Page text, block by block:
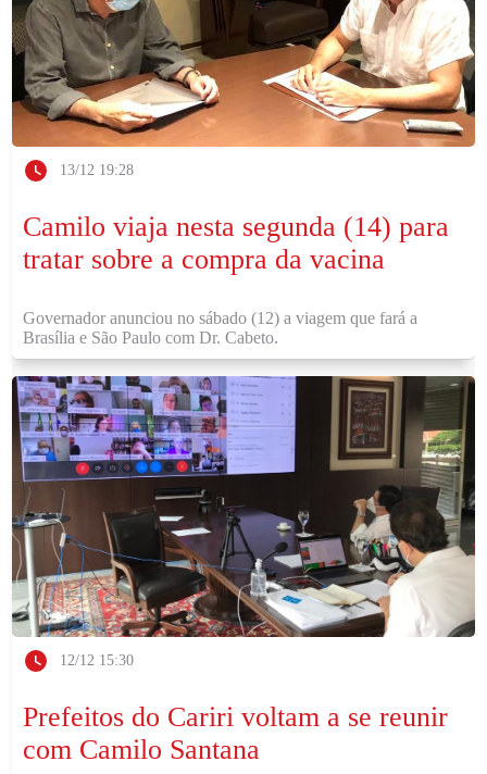
13/12 19:28
Camilo viaja nesta segunda (14) para
tratar sobre a compra da vacina
Governador anunciou no sábado (12) a viagem que fará a
Brasília e São Paulo com Dr. Cabeto.
12/12 15:30
Prefeitos do Cariri voltam a se reunir
com Camilo Santana